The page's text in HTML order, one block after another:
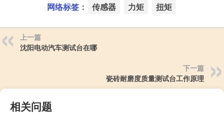
网络标签： 传感器 力矩 扭矩
上一篇
沈阳电动汽车测试台在哪
下一篇
瓷砖耐磨度质量测试台工作原理
相关问题